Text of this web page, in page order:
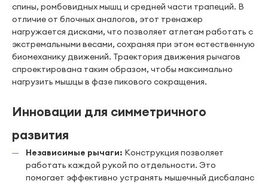
спины, ромбовидных мышц и средней части трапеций. В
отличие от блочных аналогов, этот тренажер
нагружается дисками, что позволяет атлетам работать с
экстремальными весами, сохраняя при этом естественную
биомеханику движений. Траектория движения рычагов
спроектирована таким образом, чтобы максимально
нагрузить мышцы в фазе пикового сокращения.
Инновации для симметричного
развития
Независимые рычаги: Конструкция позволяет
работать каждой рукой по отдельности. Это
помогает эффективно устранять мышечный дисбаланс